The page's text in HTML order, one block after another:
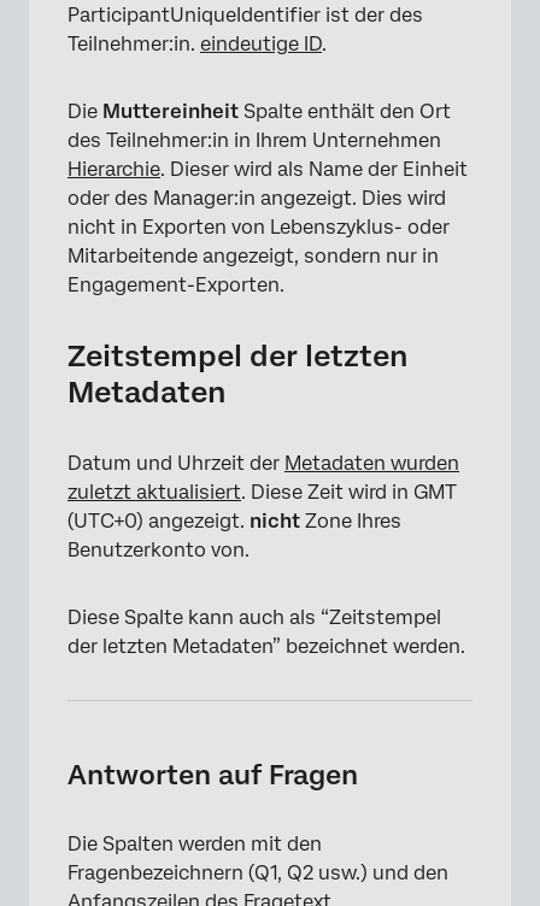
×
ParticipantUniqueIdentifier ist der des
Teilnehmer:in. eindeutige ID.
Die Muttereinheit Spalte enthält den Ort
des Teilnehmer:in in Ihrem Unternehmen
Hierarchie. Dieser wird als Name der Einheit
oder des Manager:in angezeigt. Dies wird
nicht in Exporten von Lebenszyklus- oder
Mitarbeitende angezeigt, sondern nur in
Engagement-Exporten.
Zeitstempel der letzten
Metadaten
Datum und Uhrzeit der Metadaten wurden
zuletzt aktualisiert. Diese Zeit wird in GMT
(UTC+0) angezeigt. nicht Zone Ihres
Benutzerkonto von.
Diese Spalte kann auch als “Zeitstempel
der letzten Metadaten” bezeichnet werden.
Antworten auf Fragen
Die Spalten werden mit den
Fragenbezeichnern (Q1, Q2 usw.) und den